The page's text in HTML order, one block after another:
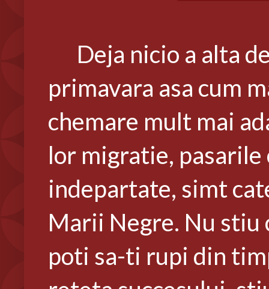
Deja nicio a alta
primavara asa cum
chemare mult mai
lor migratie,
indepartate, simt
Marii Negre. Nu stiu
poti sa-ti rupi din